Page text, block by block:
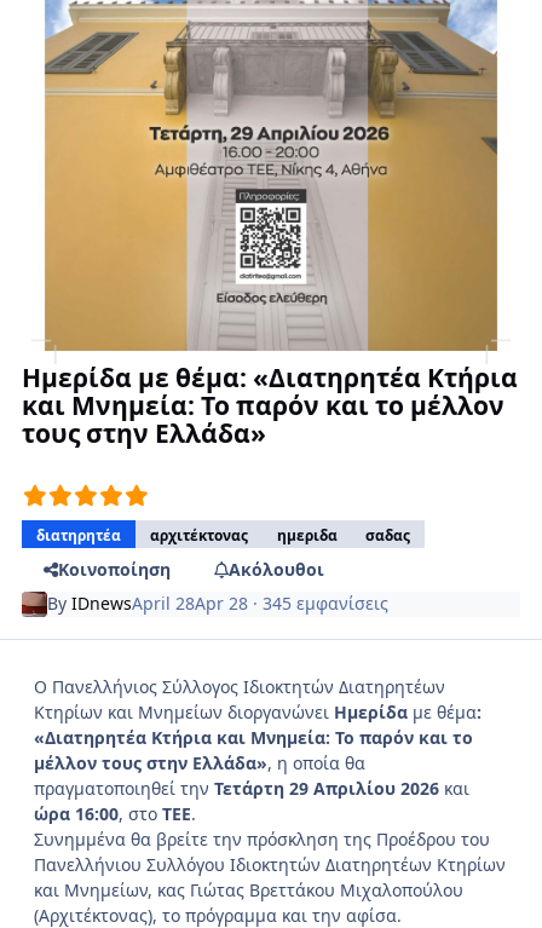
Ημερίδα με θέμα: «Διατηρητέα Κτήρια
και Μνημεία: Το παρόν και το μέλλον
τους στην Ελλάδα»
διατηρητέα αρχιτέκτονας ημεριδα σαδας
Κοινοποίηση
Ακόλουθοι
ByIDnewsApril 28Apr 28 · 345 εμφανίσεις
Ο Πανελλήνιος Σύλλογος Ιδιοκτητών Διατηρητέων
Κτηρίων και Μνημείων διοργανώνει Ημερίδα με θέμα:
«Διατηρητέα Κτήρια και Μνημεία: Το παρόν και το
μέλλον τους στην Ελλάδα», η οποία θα
πραγματοποιηθεί την Τετάρτη 29 Απριλίου 2026 και
ώρα 16:00, στο ΤΕΕ.
Συνημμένα θα βρείτε την πρόσκληση της Προέδρου του
Πανελλήνιου Συλλόγου Ιδιοκτητών Διατηρητέων Κτηρίων
και Μνημείων, κας Γιώτας Βρεττάκου Μιχαλοπούλου
(Αρχιτέκτονας), το πρόγραμμα και την αφίσα.